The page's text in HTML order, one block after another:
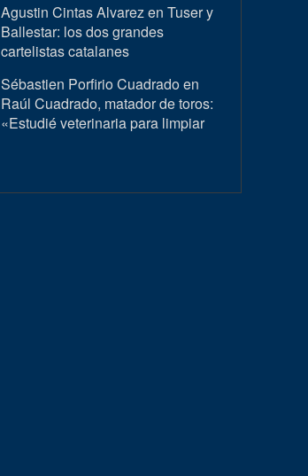
Agustin Cintas Alvarez enTuser y
Ballestar: los dos grandes
cartelistas catalanes
Sébastien Porfirio Cuadrado en
Raúl Cuadrado, matador de toros:
«Estudié veterinaria para limpiar